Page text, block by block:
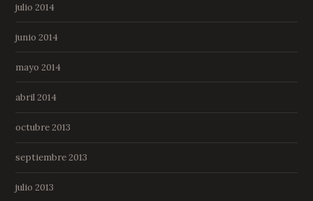
julio 2014
junio 2014
mayo 2014
abril 2014
octubre 2013
septiembre 2013
julio 2013